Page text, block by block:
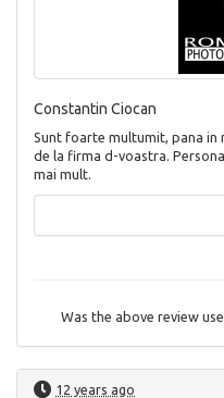
Constantin Ciocan
Sunt foarte multumit, pana in
de la firma d-voastra.
mai mult.
Was the above review
12 years ago